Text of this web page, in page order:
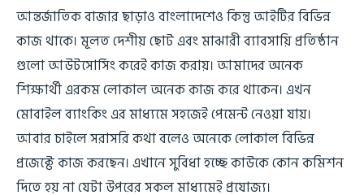
আন্তর্জাতিক বাজার ছাড়াও বাংলাদেশেও কিন্তু আইটির বিভিন্ন
কাজ থাকে। মূলত দেশীয় ছোট এবং মাঝারী ব্যাবসায়ি প্রতিষ্ঠান
গুলো আউটসোর্সিং করেই কাজ করায়। আমাদের অনেক
শিক্ষার্থী এরকম লোকাল অনেক কাজ করে থাকেন। এখন
মোবাইল ব্যাংকিং এর মাধ্যমে সহজেই পেমেন্ট নেওয়া যায়।
আবার চাইলে সরাসরি কথা বলেও অনেকে লোকাল বিভিন্ন
প্রজেক্টে কাজ করছেন। এখানে সুবিধা হচ্ছে কাউকে কোন কমিশন
দিতে হয় না যেটা উপরের সকল মাধ্যমেই প্রযোজ্য।